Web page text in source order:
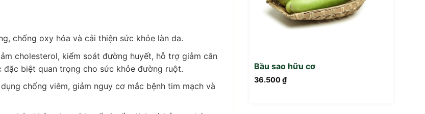
chống oxy hóa và cải thiện sức khỏe làn da.
cholesterol, kiểm soát đường huyết, hỗ trợ giảm cân
biệt quan trọng cho sức khỏe đường ruột.
chống viêm, giảm nguy cơ mắc bệnh tim mạch và
Bầu sao hữu cơ
36.500₫